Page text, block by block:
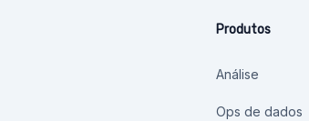
Produtos
Análise
Ops de dados